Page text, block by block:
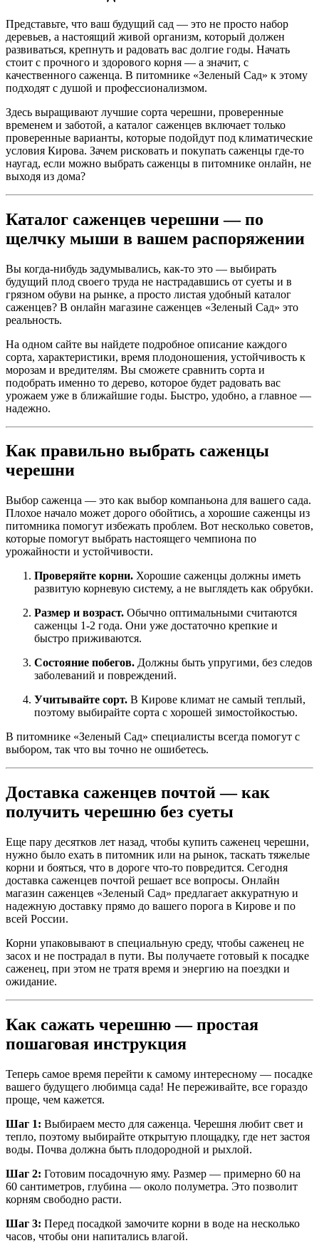
Представьте, что ваш будущий сад — это не просто набор
деревьев, а настоящий живой организм, который должен
развиваться, крепнуть и радовать вас долгие годы. Начать
стоит с прочного и здорового корня — а значит, с
качественного саженца. В питомнике «Зеленый Сад» к этому
подходят с душой и профессионализмом.
Здесь выращивают лучшие сорта черешни, проверенные
временем и заботой, а каталог саженцев включает только
проверенные варианты, которые подойдут под климатические
условия Кирова. Зачем рисковать и покупать саженцы где-то
наугад, если можно выбрать саженцы в питомнике онлайн, не
выходя из дома?
Каталог саженцев черешни — по
щелчку мыши в вашем распоряжении
Вы когда-нибудь задумывались, как-то это — выбирать
будущий плод своего труда не настрадавшись от суеты и в
грязном обуви на рынке, а просто листая удобный каталог
саженцев? В онлайн магазине саженцев «Зеленый Сад» это
реальность.
На одном сайте вы найдете подробное описание каждого
сорта, характеристики, время плодоношения, устойчивость к
морозам и вредителям. Вы сможете сравнить сорта и
подобрать именно то дерево, которое будет радовать вас
урожаем уже в ближайшие годы. Быстро, удобно, а главное —
надежно.
Как правильно выбрать саженцы
черешни
Выбор саженца — это как выбор компаньона для вашего сада.
Плохое начало может дорого обойтись, а хорошие саженцы из
питомника помогут избежать проблем. Вот несколько советов,
которые помогут выбрать настоящего чемпиона по
урожайности и устойчивости.
Проверяйте корни. Хорошие саженцы должны иметь
развитую корневую систему, а не выглядеть как обрубки.
Размер и возраст. Обычно оптимальными считаются
саженцы 1-2 года. Они уже достаточно крепкие и
быстро приживаются.
Состояние побегов. Должны быть упругими, без следов
заболеваний и повреждений.
Учитывайте сорт. В Кирове климат не самый теплый,
поэтому выбирайте сорта с хорошей зимостойкостью.
В питомнике «Зеленый Сад» специалисты всегда помогут с
выбором, так что вы точно не ошибетесь.
Доставка саженцев почтой — как
получить черешню без суеты
Еще пару десятков лет назад, чтобы купить саженец черешни,
нужно было ехать в питомник или на рынок, таскать тяжелые
корни и бояться, что в дороге что-то повредится. Сегодня
доставка саженцев почтой решает все вопросы. Онлайн
магазин саженцев «Зеленый Сад» предлагает аккуратную и
надежную доставку прямо до вашего порога в Кирове и по
всей России.
Корни упаковывают в специальную среду, чтобы саженец не
засох и не пострадал в пути. Вы получаете готовый к посадке
саженец, при этом не тратя время и энергию на поездки и
ожидание.
Как сажать черешню — простая
пошаговая инструкция
Теперь самое время перейти к самому интересному — посадке
вашего будущего любимца сада! Не переживайте, все гораздо
проще, чем кажется.
Шаг 1: Выбираем место для саженца. Черешня любит свет и
тепло, поэтому выбирайте открытую площадку, где нет застоя
воды. Почва должна быть плодородной и рыхлой.
Шаг 2: Готовим посадочную яму. Размер — примерно 60 на
60 сантиметров, глубина — около полуметра. Это позволит
корням свободно расти.
Шаг 3: Перед посадкой замочите корни в воде на несколько
часов, чтобы они напитались влагой.